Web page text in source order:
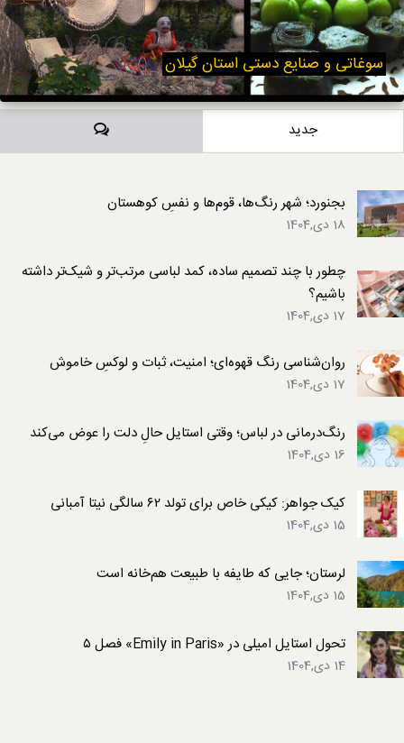
سوغاتی و صنایع دستی استان گیلان
جدید دیدگاه‌ها
بجنورد؛ شهر رنگ‌ها، قوم‌ها و نفسِ کوهستان
18 دی,1404
چطور با چند تصمیم ساده، کمد لباسی مرتب‌تر و شیک‌تر داشته
باشیم؟
17 دی,1404
روان‌شناسی رنگ قهوه‌ای؛ امنیت، ثبات و لوکسِ خاموش
17 دی,1404
رنگ‌درمانی در لباس؛ وقتی استایل حالِ دلت را عوض می‌کند
16 دی,1404
کیک جواهر: کیکی خاص برای تولد ۶۲ سالگی نیتا آمبانی
15 دی,1404
لرستان؛ جایی که طایفه با طبیعت هم‌خانه است
15 دی,1404
تحول استایل امیلی در «Emily in Paris» فصل ۵
14 دی,1404